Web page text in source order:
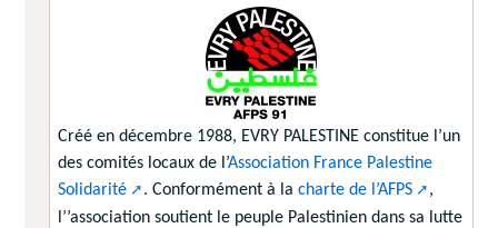
Créé en décembre 1988, EVRY PALESTINE constitue l’un
des comités locaux de l’Association France Palestine
Solidarité
. Conformément à la charte de l’AFPS
,
l’’association soutient le peuple Palestinien dans sa lutte